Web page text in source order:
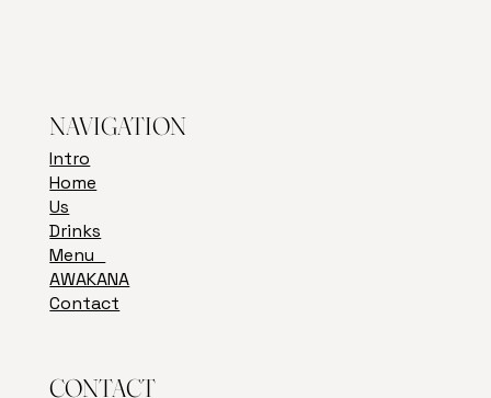
NAVIGATION
Intro
Home
Us
Drinks
Menu
AWAKANA
Contact
CONTACT